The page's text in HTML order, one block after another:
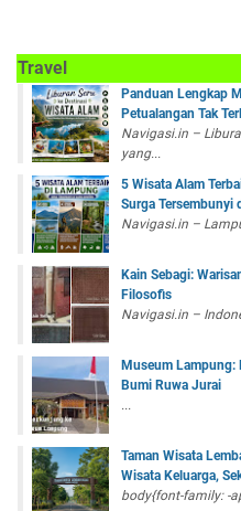
Travel
Panduan Lengkap
Petualangan Tak
Navigasi.in –
yang...
5 Wisata Alam
Surga Tersembunyi
Navigasi.in –
Kain Sebagi:
Filosofis
Navigasi.in –
Museum Lampung:
Bumi Ruwa Jurai
...
Taman Wisata
Wisata Keluarga,
body{font-family: -